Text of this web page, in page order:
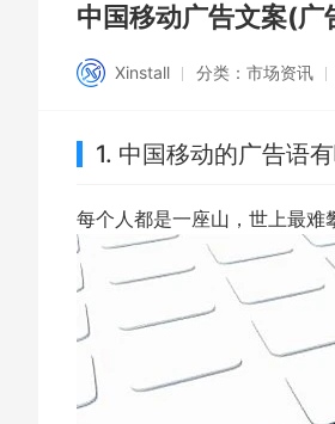
中国移动广告文案(广
Xinstall 分类： 市场资讯
1. 中国移动的广告语
每个人都是一座山，世上最